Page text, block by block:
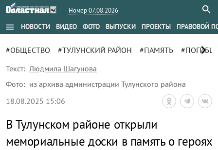
Номер 07.08.2026
menu НОВОСТИ ВИДЕО ФОТО ВЫПУСКИ ПРОЕКТЫ ПРАВОВОЙ
#ОБЩЕСТВО #ТУЛУНСКИЙ РАЙОН #ПАМЯТЬ chevron_right
Текст: Людмила Шагунова
Фото: из архива администрации Тулунского района
18.08.2025 15:06
В Тулунском районе открыли
мемориальные доски в память о героях